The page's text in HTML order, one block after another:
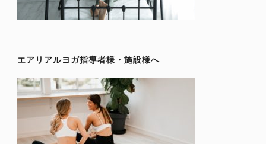
エアリアルヨガ指導者様・施設様へ